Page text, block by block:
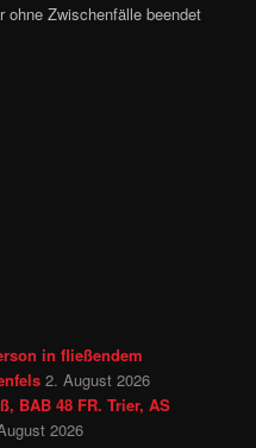
ohne Zwischenfälle beendet
in fließendem
2. August 2026
BAB 48 FR. Trier, AS
2026